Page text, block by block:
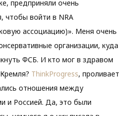
предприняли очень
чтобы войти в NRA
ассоциацию)». Меня очень
организации, куда
ФСБ. И кто мог в здравом
ThinkProgress, проливает
отношения между
и Россией. Да, это были